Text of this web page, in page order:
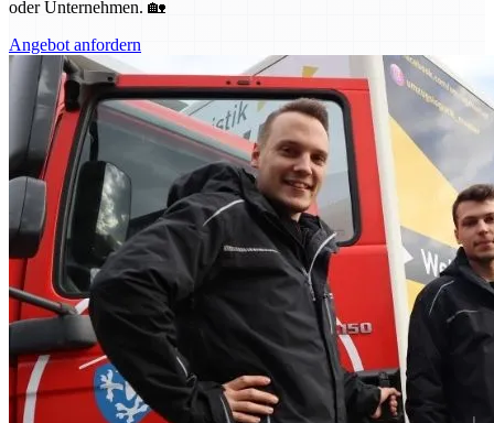
oder Unternehmen. 🏡
Angebot anfordern